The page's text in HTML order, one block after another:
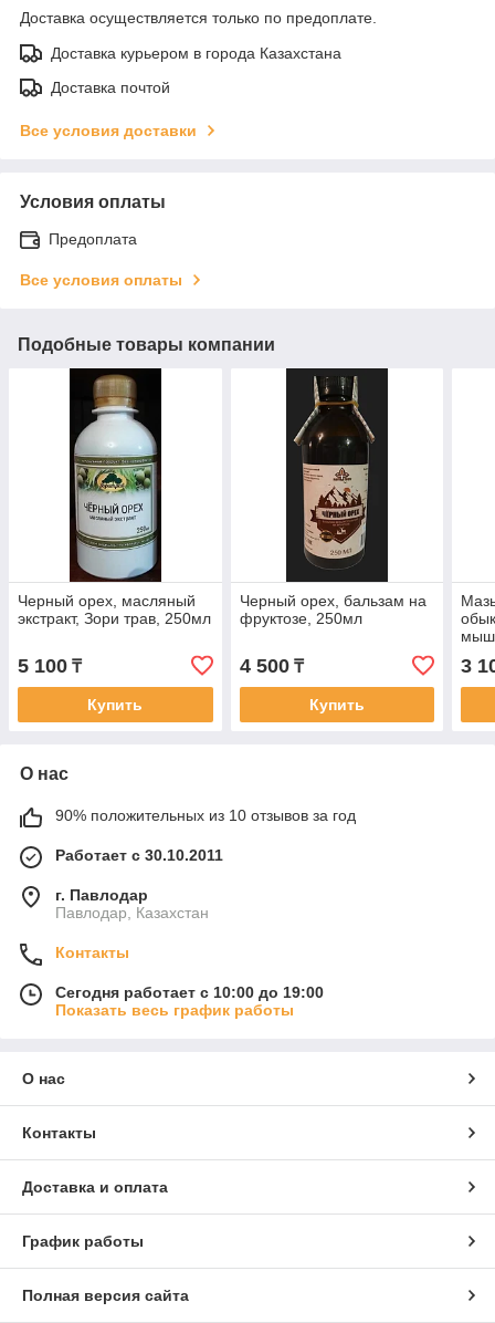
Доставка осуществляется только по предоплате.
Доставка курьером в города Казахстана
Доставка почтой
Все условия доставки
Условия оплаты
Предоплата
Все условия оплаты
Подобные товары компании
Черный орех, масляный
экстракт, Зори трав, 250мл
5 100 ₸
Купить
Черный орех, бальзам на
фруктозе, 250мл
4 500₸
Купить
3
О нас
90% положительных из 10 отзывов за год
Работает с 30.10.2011
г. Павлодар
Павлодар, Казахстан
Контакты
Сегодня работает с 10:00 до 19:00
Показать весь график работы
О нас
Контакты
Доставка и оплата
График работы
Полная версия сайта